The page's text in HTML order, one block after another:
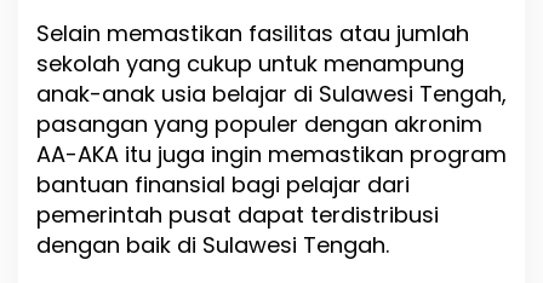
e
h
a
t
a
n
K
u
Selain memastikan fasilitas atau jumlah
sekolah yang cukup untuk menampung
anak-anak usia belajar di Sulawesi Tengah,
pasangan yang populer dengan akronim
AA-AKA itu juga ingin memastikan program
bantuan finansial bagi pelajar dari
pemerintah pusat dapat terdistribusi
dengan baik di Sulawesi Tengah.